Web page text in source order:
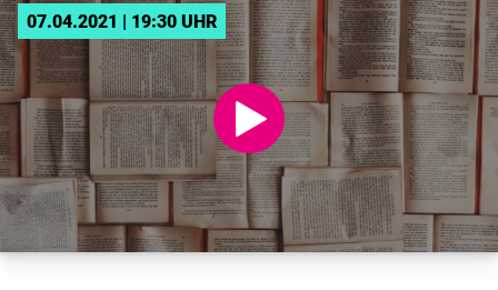
07.04.2021 | 19:30 UHR